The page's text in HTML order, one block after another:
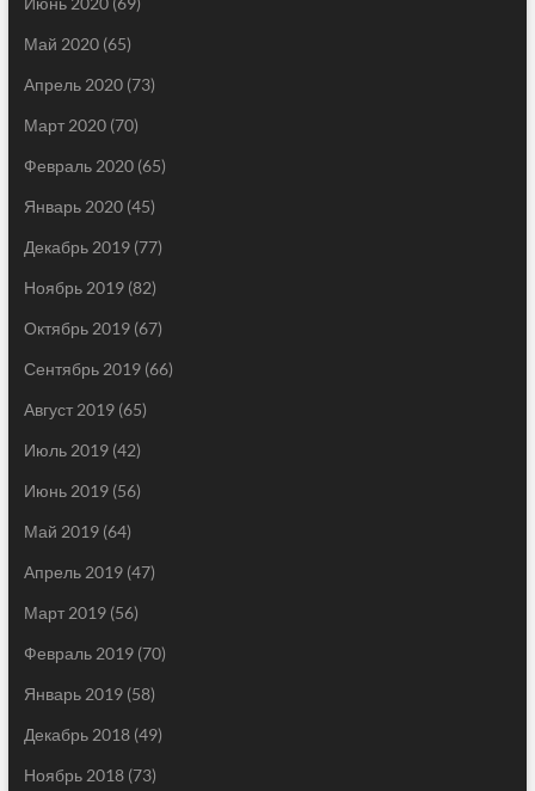
Май 2020(65)
Апрель 2020(73)
Март 2020(70)
Февраль 2020(65)
Январь 2020(45)
Декабрь 2019(77)
Ноябрь 2019(82)
Октябрь 2019(67)
Сентябрь 2019(66)
Август 2019(65)
Июль 2019(42)
Июнь 2019(56)
Май 2019(64)
Апрель 2019(47)
Март 2019(56)
Февраль 2019(70)
Январь 2019(58)
Декабрь 2018(49)
Ноябрь 2018(73)